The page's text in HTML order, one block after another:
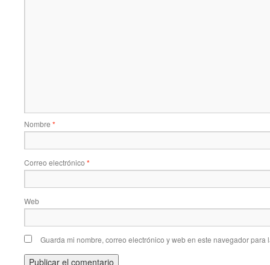
Nombre *
Correo electrónico *
Web
Guarda mi nombre, correo electrónico y web en este navegador para